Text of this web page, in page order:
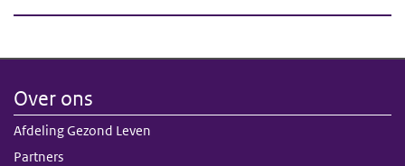
Over ons
Afdeling Gezond Leven
Partners